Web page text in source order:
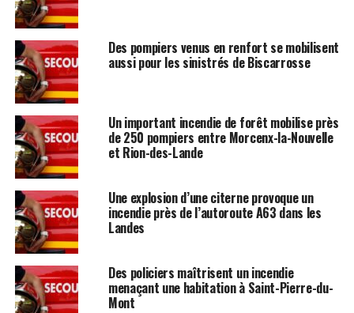
Des pompiers venus en renfort se mobilisent
aussi pour les sinistrés de Biscarrosse
Un important incendie de forêt mobilise près
de 250 pompiers entre Morcenx-la-Nouvelle
et Rion-des-Lande
Une explosion d’une citerne provoque un
incendie près de l’autoroute A63 dans les
Landes
Des policiers maîtrisent un incendie
menaçant une habitation à Saint-Pierre-du-
Mont